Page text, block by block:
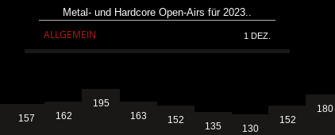
Metal- und Hardcore Open-Airs für 2023..
ALLGEMEIN 1 DEZ.
157 162
195
163 152
135 130
152
180